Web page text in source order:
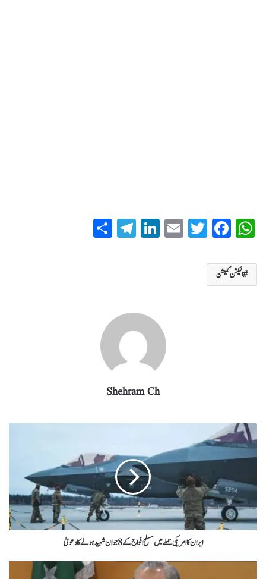
W
ha
ts
A
Fa
ce
bo
ok
T
wi
E
m
Li
nk
T
el
الیکشن کمیشن
Shehram Ch
ایران کاامریکی حملے میں مسلح افواج کے8جوان شہید ہونےکادعویٰ